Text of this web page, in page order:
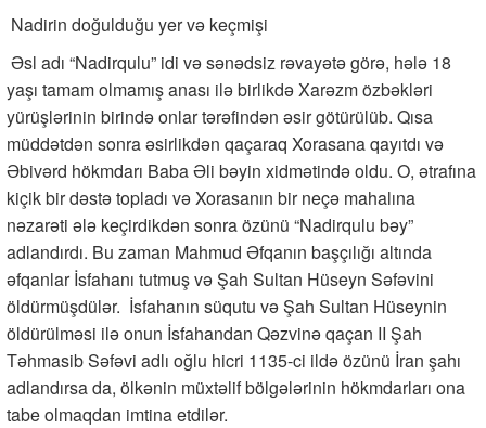
Nadirin doğulduğu yer və keçmişi
Əsl adı “Nadirqulu” idi və sənədsiz rəvayətə görə, hələ 18
yaşı tamam olmamış anası ilə birlikdə Xarəzm özbəkləri
yürüşlərinin birində onlar tərəfindən əsir götürülüb. Qısa
müddətdən sonra əsirlikdən qaçaraq Xorasana qayıtdı və
Əbivərd hökmdarı Baba Əli bəyin xidmətində oldu. O, ətrafına
kiçik bir dəstə topladı və Xorasanın bir neçə mahalına
nəzarəti ələ keçirdikdən sonra özünü “Nadirqulu bəy”
adlandırdı. Bu zaman Mahmud Əfqanın başçılığı altında
əfqanlar İsfahanı tutmuş və Şah Sultan Hüseyn Səfəvini
öldürmüşdülər. İsfahanın süqutu və Şah Sultan Hüseynin
öldürülməsi ilə onun İsfahandan Qəzvinə qaçan II Şah
Təhmasib Səfəvi adlı oğlu hicri 1135-ci ildə özünü İran şahı
adlandırsa da, ölkənin müxtəlif bölgələrinin hökmdarları ona
tabe olmaqdan imtina etdilər.